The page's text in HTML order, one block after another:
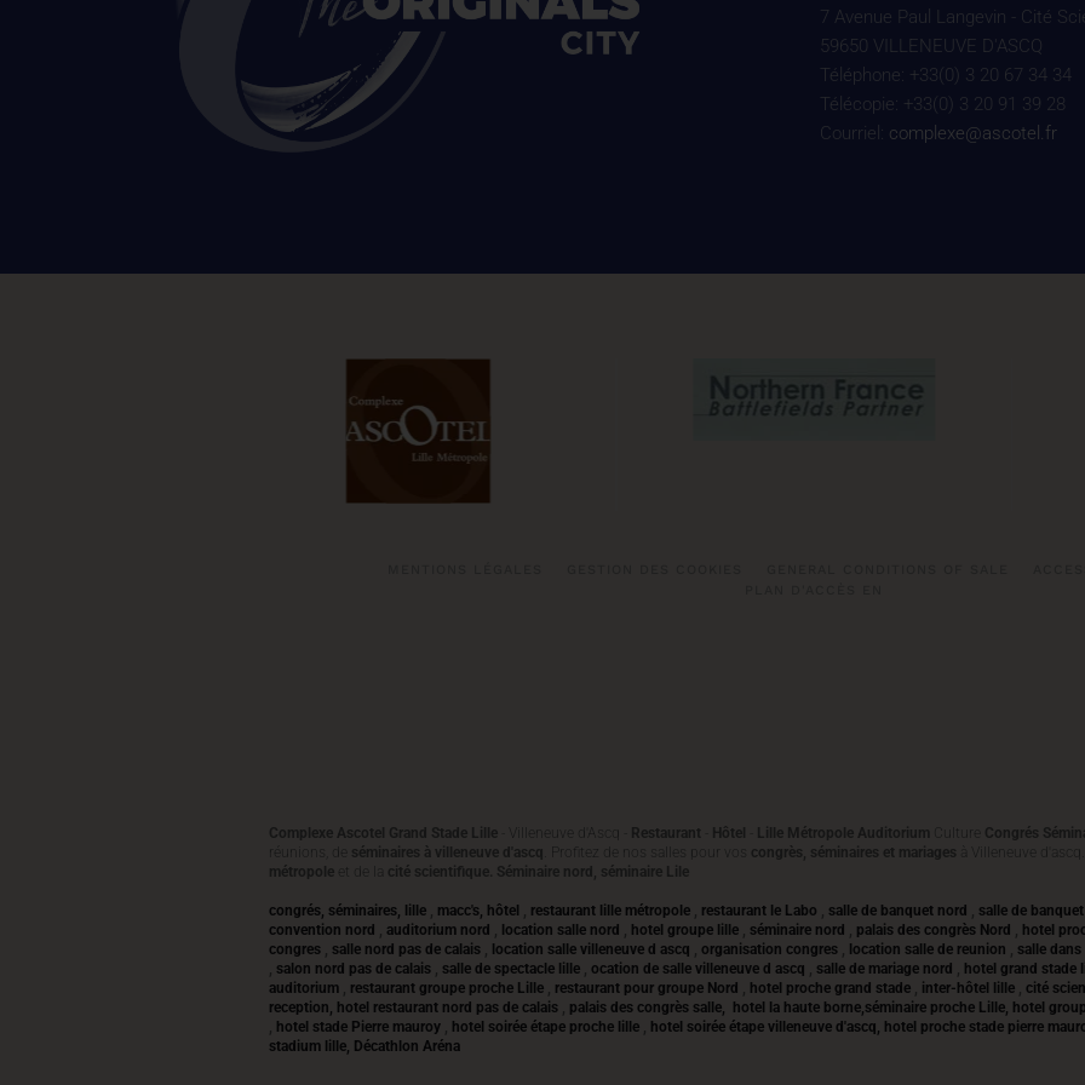
7 Avenue Paul Langevin - Cité
59650 VILLENEUVE D'ASCQ
Téléphone: +33(0) 3 20 67 34 34
Télécopie: +33(0) 3 20 91 39 28
Courriel: complexe@ascotel.fr
Complexe Ascotel Grand Stade Lille - Villeneuve d'Ascq - Restaurant Hôtel Lille Métropole Auditorium Culture Congrés
réunions, de
séminaires à villeneuve d'ascq . Profitez de nos salles pour vos congrès, séminaires et mariages à Villeneuve
métropole et de la cité scientifique. Séminaire nord, séminaire Lile
congrés, séminaires, lille macc's, hôtel restaurant lille métropole restaurant le Labo salle de banquet nord salle de
convention nord
auditorium nord location salle nord hotel groupe lille séminaire nord palais des congrès Nord hotel
congres
salle nord pas de calais location salle villeneuve d ascq organisation congres location salle de reunion salle
salon nord pas de calais salle de spectacle lille ocation de salle villeneuve d ascq salle de mariage nord hotel grand stade
auditorium
restaurant groupe proche Lille restaurant pour groupe Nord hotel proche grand stade inter-hôtel lille cité
reception, hotel restaurant nord pas de calais
palais des congrès salle, hotel la haute borne,séminaire proche Lille, hotel
hotel stade Pierre mauroy hotel soirée étape proche lille
hotel soirée étape villeneuve d'ascq, hotel proche stade pierre
stadium lille, Décathlon Aréna